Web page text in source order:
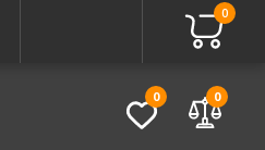
0
0 0
Питання - Відповідь